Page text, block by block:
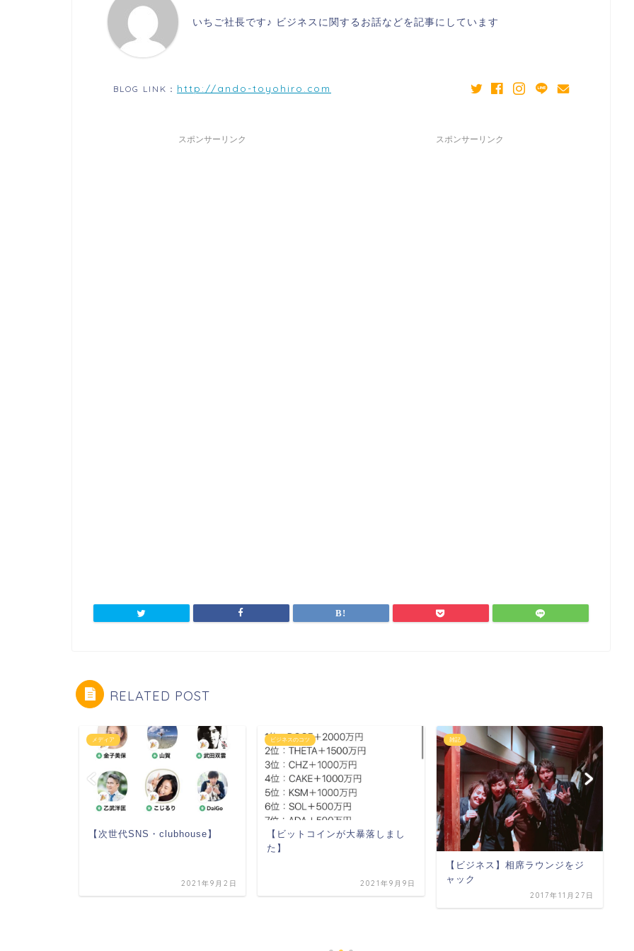
いちご社長です♪ ビジネスに関するお話などを記事にしています
BLOG LINK： http://ando-toyohiro.com
スポンサーリンク スポンサーリンク
RELATED POST
メディア
【次世代SNS・clubhouse】
2021年9月2日
ビジネスのコツ
【ビットコインが大暴落しまし
た】
2021年9月9日
雑記
【ビジネス】相席ラウンジをジ
ャック
2017年11月27日